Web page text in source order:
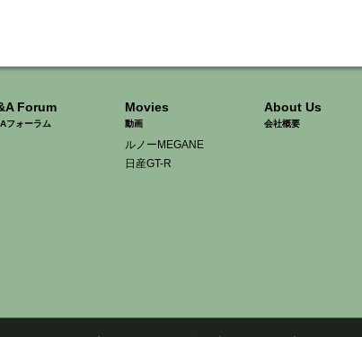
Forum
フォーラム
Movies
動画
ルノーMEGANE
日産GT-R
About Us
会社概要